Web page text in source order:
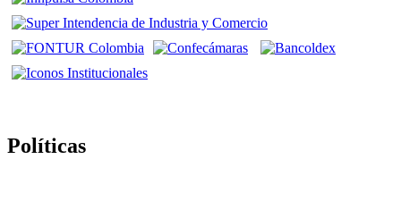
Políticas